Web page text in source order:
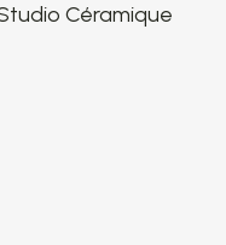
Céramique